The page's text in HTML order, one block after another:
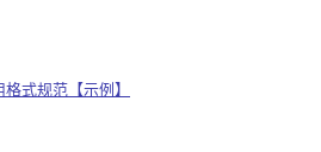
式规范【示例】